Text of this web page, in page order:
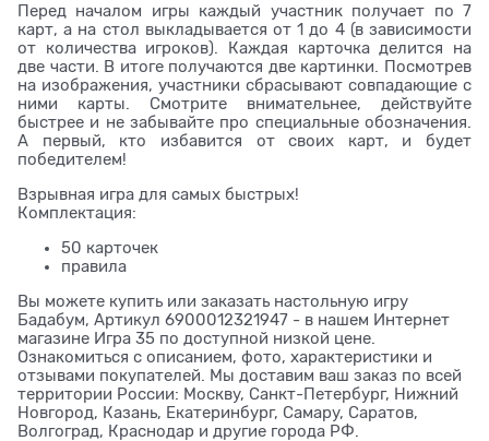
Перед началом игры каждый участник получает по 7
карт, а на стол выкладывается от 1 до 4 (в зависимости
от количества игроков). Каждая карточка делится на
две части. В итоге получаются две картинки. Посмотрев
на изображения, участники сбрасывают совпадающие с
ними карты. Смотрите внимательнее, действуйте
быстрее и не забывайте про специальные обозначения.
А первый, кто избавится от своих карт, и будет
победителем!
Взрывная игра для самых быстрых!
Комплектация:
50 карточек
правила
Вы можете купить или заказать настольную игру
Бадабум, Артикул 6900012321947 - в нашем Интернет
магазине Игра 35 по доступной низкой цене.
Ознакомиться с описанием, фото, характеристики и
отзывами покупателей. Мы доставим ваш заказ по всей
территории России: Москву, Санкт-Петербург, Нижний
Новгород, Казань, Екатеринбург, Самару, Саратов,
Волгоград, Краснодар и другие города РФ.